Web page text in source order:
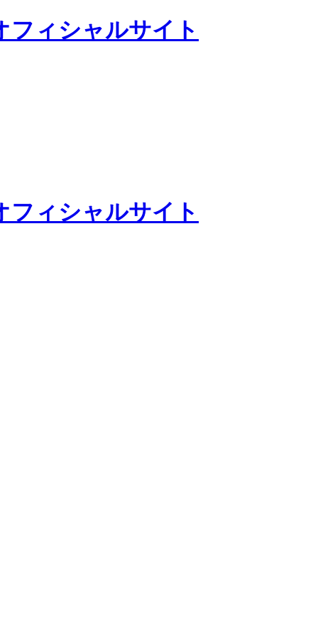
戦チケット
ス」